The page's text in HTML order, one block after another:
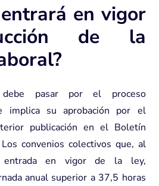
en vigor
de la
debe pasar por el proceso
implica su aprobación por el
publicación en el Boletín
convenios colectivos que, al
en vigor de la ley,
anual superior a 37,5 horas